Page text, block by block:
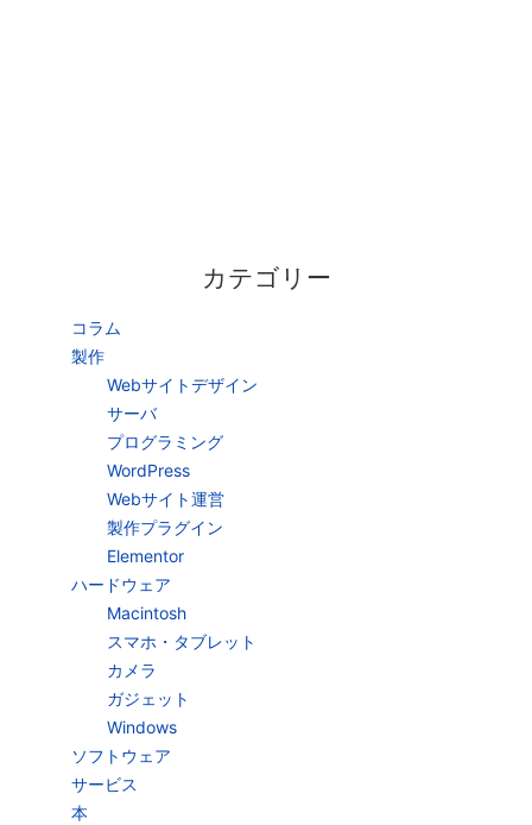
カテゴリー
コラム
製作
Webサイトデザイン
サーバ
プログラミング
WordPress
Webサイト運営
製作プラグイン
Elementor
ハードウェア
Macintosh
スマホ・タブレット
カメラ
ガジェット
Windows
ソフトウェア
サービス
本